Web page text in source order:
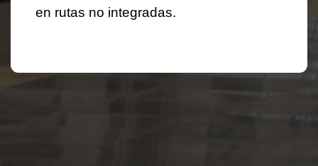
en rutas no integradas.